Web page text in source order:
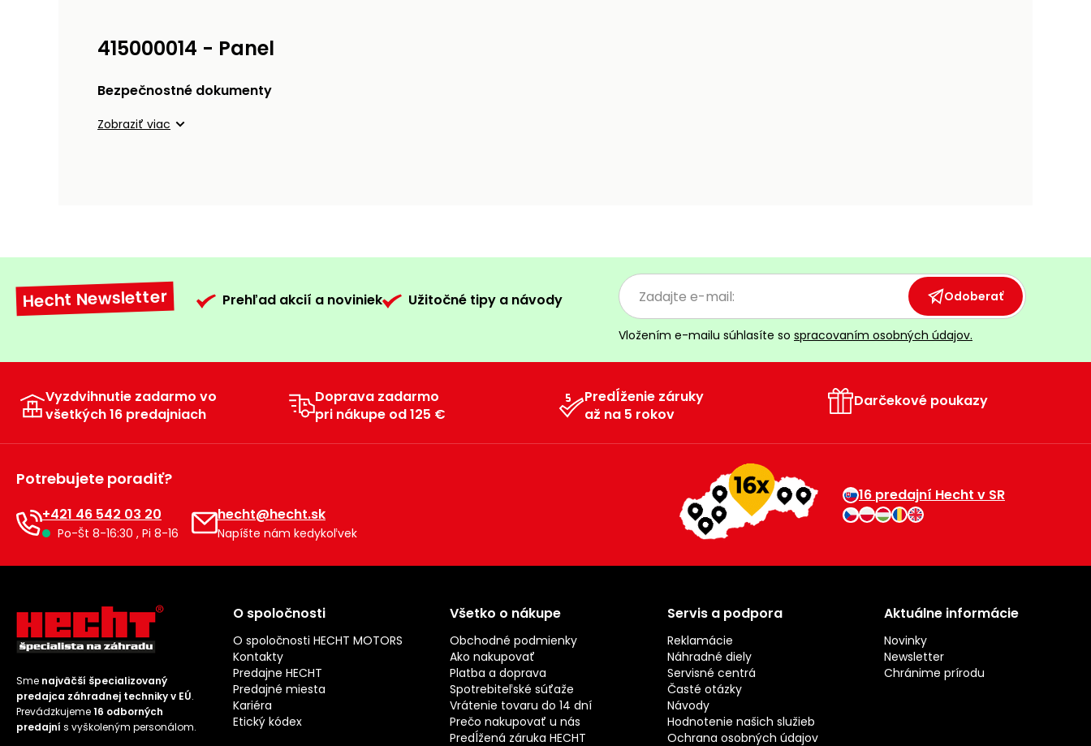
415000014 - Panel
Bezpečnostné dokumenty
Zobraziť viac
Hecht Newsletter Prehľad akcií a noviniek Užitočné tipy a návody Odoberať
Vložením e-mailu súhlasíte so spracovaním osobných údajov.
Vyzdvihnutie zadarmo vo
všetkých 16 predajniach
Doprava zadarmo
pri nákupe od 125 €
Predĺženie záruky
až na 5 rokov
Darčekové poukazy
Potrebujete poradiť?
+421 46 542 03 20
Po-Št 8-16:30 , Pi 8-16
hecht@hecht.sk
Napíšte nám kedykoľvek
16 predajní Hecht v SR
Sme najväčší špecializovaný
predajca záhradnej techniky v EÚ.
Prevádzkujeme16 odborných
predajní s vyškoleným personálom.
O spoločnosti
O spoločnosti HECHT MOTORS
Kontakty
Predajne HECHT
Predajné miesta
Kariéra
Etický kódex
Všetko o nákupe
Obchodné podmienky
Ako nakupovať
Platba a doprava
Spotrebiteľské súťaže
Vrátenie tovaru do 14 dní
Prečo nakupovať u nás
Predĺžená záruka HECHT
Servis a podpora
Reklamácie
Náhradné diely
Servisné centrá
Časté otázky
Návody
Hodnotenie našich služieb
Ochrana osobných údajov
Aktuálne informácie
Novinky
Newsletter
Chránime prírodu